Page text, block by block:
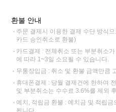
환불 안내
주문 결제시 이용한 결제 수단 방식
카드 승인취소로 환불)
카드결제 : 전체취소 또는 부분취소
에 따라 1~3일 소요될 수 있습니다.
무통장입금 : 취소 및 환불 금액만큼
휴대폰결제 : 당월 결제건에 한하여
및 부분취소는 수수료 3.6%를 제외
예치, 적립금 환불 : 예치금 및 적립
됩니다.